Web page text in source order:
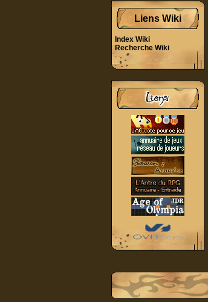
Liens Wiki
Index Wiki
Recherche Wiki